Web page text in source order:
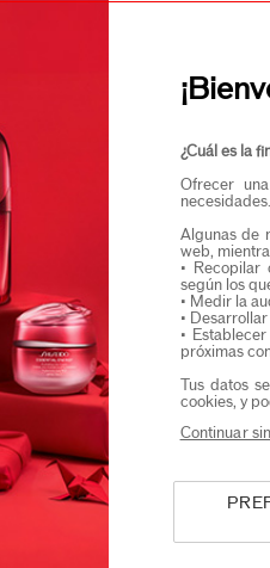
¿Cuál es la
Ofrecer
necesidades.
Algunas de
web,
• Recopilar
según los
• Medir la
•
•
próximas
Tus datos
cookies, y
Continuar